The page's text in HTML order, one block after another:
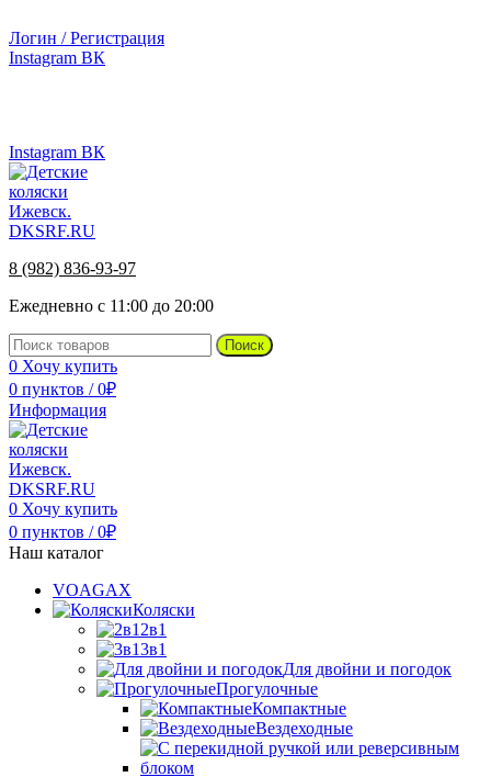
Логин / Регистрация
Instagram ВК
Instagram ВК
8 (982) 836-93-97
Ежедневно с 11:00 до 20:00
Поиск
0 Хочу купить
0 пунктов / 0₽
Информация
0 Хочу купить
0 пунктов / 0₽
Наш каталог
VOAGAX
Коляски
2в1
3в1
Для двойни и погодок
Прогулочные
Компактные
Вездеходные